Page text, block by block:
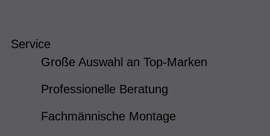
Service
Große Auswahl an Top-Marken
Professionelle Beratung
Fachmännische Montage